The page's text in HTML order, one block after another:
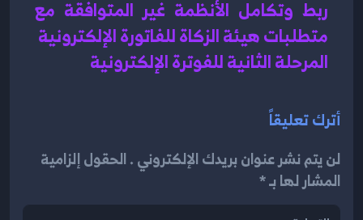
متطلبات هيئة الزكاة للفاتورة الإلكترونية
المرحلة الثانية للفوترة الإلكترونية
أترك تعليقاً
لن يتم نشر عنوان بريدك الإلكتروني . الحقول إلزامية
المشار لها بـ *